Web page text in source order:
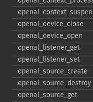
openal_​device_​close
openal_​device_​open
openal_​listener_​get
openal_​listener_​set
openal_​source_​create
openal_​source_​destroy
openal_​source_​get